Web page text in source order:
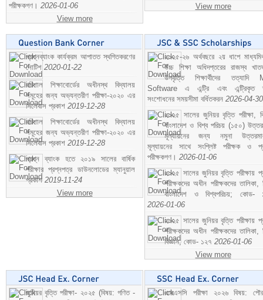
পরীক্ষকগণ। 2026-01-06
View more
View more
প্রশ্নব্যাংক কার্যক্রম আপাতত স্থগিতকরণের
নোটিশ 2020-01-22
বরিশাল শিক্ষাবোর্ডের অধীনস্থ বিদ্যালয়
সমূহের জন্য অভ্যন্তরীণ পরীক্ষা-২০২০ এর
সিলেবাস প্রকাশ 2019-12-28
বরিশাল শিক্ষাবোর্ডের অধীনস্থ বিদ্যালয়
সমূহের জন্য অভ্যন্তরীণ পরীক্ষা-২০২০ এর
সিলেবাস প্রকাশ 2019-12-28
প্রশ্ন ব্যাংক হতে ২০১৯ সালের বার্ষিক
পরীক্ষার প্রশ্নপত্র ডাউনলোডের ম্যানুয়াল
প্রকাশ 2019-11-24
View more
২০২৫-২৬ অর্থবছরে ২য় ধাপে
উচ্চ শিক্ষা অধিদপ্তরের রাজস্ব
উপবৃত্তি শিক্ষার্থীদের তত্যাদি
Software এ এন্ট্রি এবং এন্ট্রিকৃত
সংশোধনের সময়সীমা বর্ধিতকরন 2026-04-30
২০২৫ সালের জুনিয়র বৃত্তি পরীক্ষা,
বাংলাদেশ ও বিশ্ব পরিচয় (১৫০)
মূল্যায়নের জন্য নমুনা
মূল্যায়নের সাথে সংশ্লিষ্ট পরীক্ষক ও
পরীক্ষকগণ। 2026-01-06
২০২৫ সালের জুনিয়র বৃত্তি পরীক্ষায়
পরীক্ষকদের অধীন পরীক্ষকদের তালিকা,
বাংলাদেশ ও বিশ্বপরিচয়; কোড-
2026-01-06
২০২৫ সালের জুনিয়র বৃত্তি পরীক্ষায়
পরীক্ষকদের অধীন পরীক্ষকদের তালিকা,
বিজ্ঞান; কোড- ১২৭ 2026-01-06
View more
জুনিয়র বৃত্তি পরীক্ষা- ২০২৫ (বিষয়: গণিত -
এসএসসি পরীক্ষা ২০২৬ বিষয়: